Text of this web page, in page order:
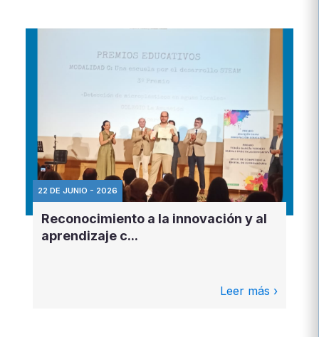
22 DE JUNIO - 2026
Reconocimiento a la innovación y al
aprendizaje c...
Leer más ›